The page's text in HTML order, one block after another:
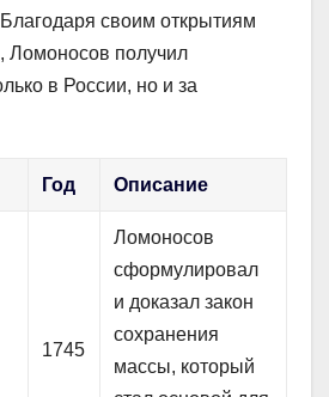
своим открытиям
Ломоносов получил
в России, но и за
Год Описание
1745
Ломоносов
сформулировал
и доказал закон
сохранения
массы, который